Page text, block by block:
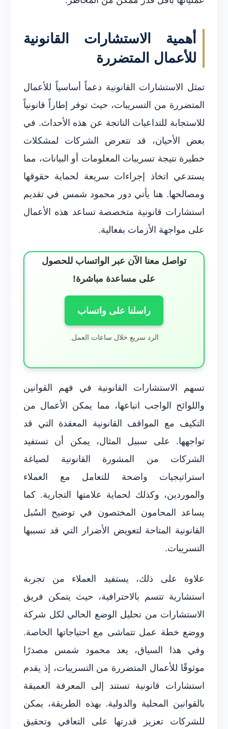
أهمية الاستشارات القانونية
للأعمال المتضررة
تمثل الاستشارات القانونية دعماً أساسياً للأعمال
المتضررة من التسريبات، حيث توفر إطاراً قانونياً
للاستجابة للتداعيات الناتجة عن هذه الأحداث. في
بعض الأحيان، قد تتعرض الشركات لمشكلات
خطيرة نتيجة تسريبات المعلومات أو البيانات، مما
يستدعي اتخاذ إجراءات سريعة لحماية حقوقها
ومصالحها. هنا يأتي دور محمود شمس في تقديم
استشارات قانونية متخصصة تساعد هذه الأعمال
على مواجهة الأزمات بفعالية.
تواصل معنا الآن عبر الواتساب للحصول
على مساعدة مباشرة!
راسلنا على واتساب
الرد سريع خلال ساعات العمل.
تسهم الاستشارات القانونية في فهم القوانين
واللوائح الواجب اتباعها، مما يمكن الأعمال من
التكيف مع المواقف القانونية المعقدة التي قد
تواجهها. على سبيل المثال، يمكن أن تستفيد
الشركات من المشورة القانونية لصياغة
استراتيجيات واضحة للتعامل مع العملاء
والموردين، وكذلك لحماية علامتها التجارية. كما
يساعد المحامون المختصون في توضيح السُبل
القانونية المتاحة لتعويض الأضرار التي قد تسببها
التسريبات.
علاوة على ذلك، يستفيد العملاء من تجربة
استشارية تتسم بالاحترافية، حيث يتمكن فريق
الاستشارات من تحليل الوضع الحالي لكل شركة
ووضع خطة عمل تتماشى مع احتياجاتها الخاصة.
وفي هذا السياق، يعد محمود شمس مصدرًا
موثوقًا للأعمال المتضررة من التسريبات، إذ يقدم
استشارات قانونية تستند إلى المعرفة العميقة
بالقوانين المحلية والدولية. بهذه الطريقة، يمكن
للشركات تعزيز قدرتها على التعافي وتحقيق